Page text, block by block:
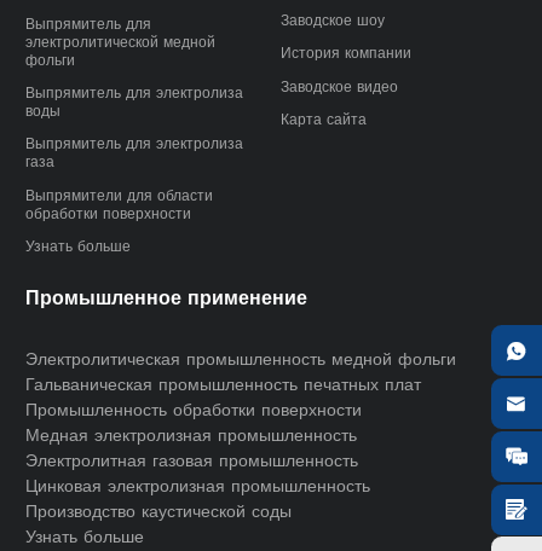




Выпрямитель для
электролитической медной
фольги
Выпрямитель для электролиза
воды
Выпрямитель для электролиза
газа
Выпрямители для области
обработки поверхности
Узнать больше
Заводское шоу
История компании
Заводское видео
Карта сайта
Промышленное применение
Электролитическая промышленность медной фольги
Гальваническая промышленность печатных плат
Промышленность обработки поверхности
Медная электролизная промышленность
Электролитная газовая промышленность
Цинковая электролизная промышленность
Производство каустической соды
Узнать больше